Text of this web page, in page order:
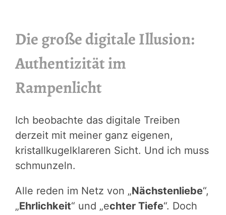
Die große digitale Illusion:
Authentizität im
Rampenlicht
Ich beobachte das digitale Treiben
derzeit mit meiner ganz eigenen,
kristallkugelklareren Sicht. Und ich muss
schmunzeln.
Alle reden im Netz von „Nächstenliebe“,
„Ehrlichkeit“ und „echter Tiefe“. Doch